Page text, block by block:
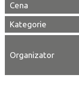
Cena
Kategorie
Organizator